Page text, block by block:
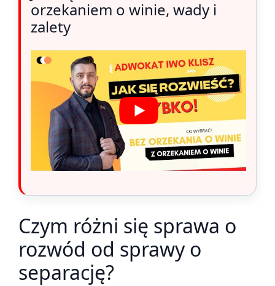
orzekaniem o winie, wady i
zalety
Czym różni się sprawa o
rozwód od sprawy o
separację?